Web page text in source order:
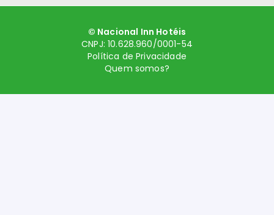
© Nacional Inn Hotéis
CNPJ: 10.628.960/0001-54
Política de Privacidade
Quem somos?